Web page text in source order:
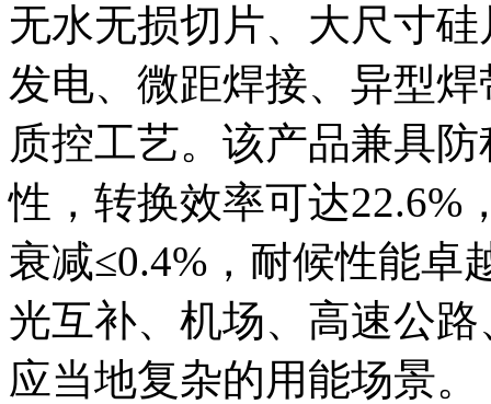
无水无损切片、大尺寸
发电、微距焊接、异型
质控工艺。该产品兼具
性，转换效率可达22.6%
衰减≤0.4%，耐候性能卓
光互补、机场、高速公
应当地复杂的用能场景。